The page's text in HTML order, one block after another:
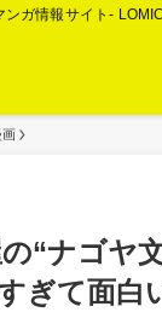
ガ情報サイト-
画
の“ナゴヤ
ぎて面白